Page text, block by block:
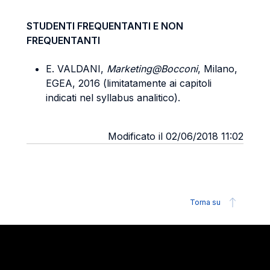
STUDENTI FREQUENTANTI E NON
FREQUENTANTI
E. VALDANI, Marketing@Bocconi, Milano,
EGEA, 2016 (limitatamente ai capitoli
indicati nel syllabus analitico).
Modificato il 02/06/2018 11:02
Torna su